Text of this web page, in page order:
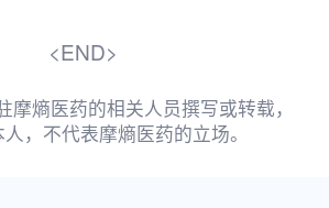
<END>
摩熵医药的相关人员撰写或转载，
，不代表摩熵医药的立场。